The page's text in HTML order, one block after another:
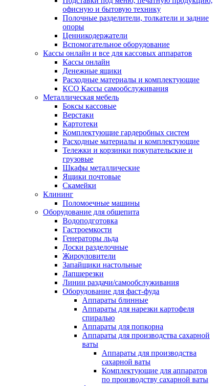
офисную и бытовую технику
Полочные разделители, толкатели и задние
опоры
Ценникодержатели
Вспомогательное оборудование
Кассы онлайн и все для кассовых аппаратов
Кассы онлайн
Денежные ящики
Расходные материалы и комплектующие
КСО Кассы самообслуживания
Металлическая мебель
Боксы кассовые
Верстаки
Картотеки
Комплектующие гардеробных систем
Расходные материалы и комплектующие
Тележки и корзинки покупательские и
грузовые
Шкафы металлические
Ящики почтовые
Скамейки
Клининг
Поломоечные машины
Оборудование для общепита
Водоподготовка
Гастроемкости
Генераторы льда
Доски разделочные
Жироуловители
Запайщики настольные
Лапшерезки
Линии раздачи/самообслуживания
Оборудование для фаст-фуда
Аппараты блинные
Аппараты для нарезки картофеля
спиралью
Аппараты для попкорна
Аппараты для производства сахарной
ваты
Аппараты для производства
сахарной ваты
Комплектующие для аппаратов
по производству сахарной ваты